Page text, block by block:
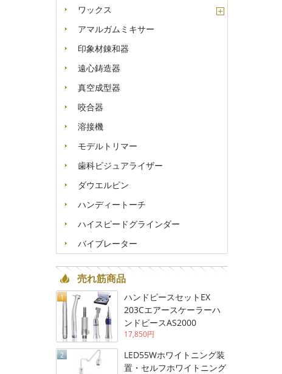
ワックス
アマルガムミキサー
印象材錬和器
遠心鋳造器
真空成型器
咬合器
溶接機
モデルトリマー
歯科ビジュアライザー
ダウエルピン
ハンディートーチ
ハイスピードグラインダー
バイブレーター
売れ筋商品
ハンドピースセットEX
203Cエアースケーラーハ
ンドピースAS2000
17,850円
1
LED55Wホワイトニング装
置・セルフホワイトニング
2